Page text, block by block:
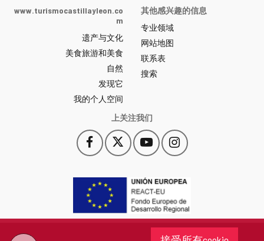
y
León
网
站
门
户
-
www.turismocastillayleon.co
m
遗产与文化
美食旅游和美食
自然
发现它
我的个人空间
其他感兴趣的信息
专业领域
网站地图
联系表
搜索
上关注我们
Facebook
此
链
会
打
开
一
此
链
一
YouTube
此
链
会
打
开
一
个
Instagram
此
链
会
开
一
个